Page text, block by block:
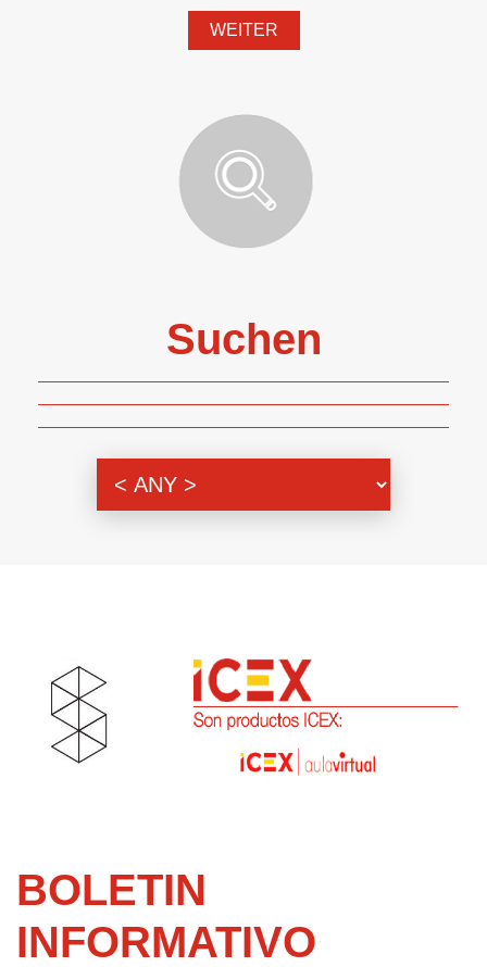
WEITER
Suchen
BOLETIN
INFORMATIVO